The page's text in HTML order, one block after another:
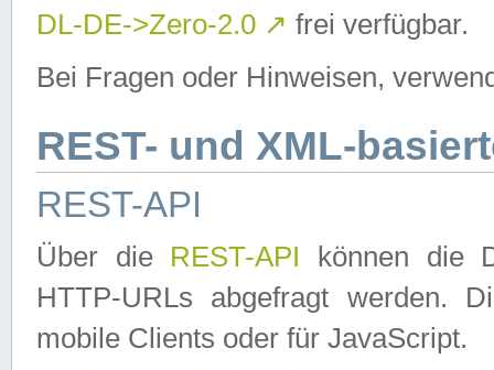
DL-DE->Zero-2.0 ↗ frei verfügbar.
Bei Fragen oder Hinweisen,
REST- und XML-
REST-API
Über die REST-API können die
HTTP-URLs abgefragt werden.
mobile Clients oder für JavaScript.